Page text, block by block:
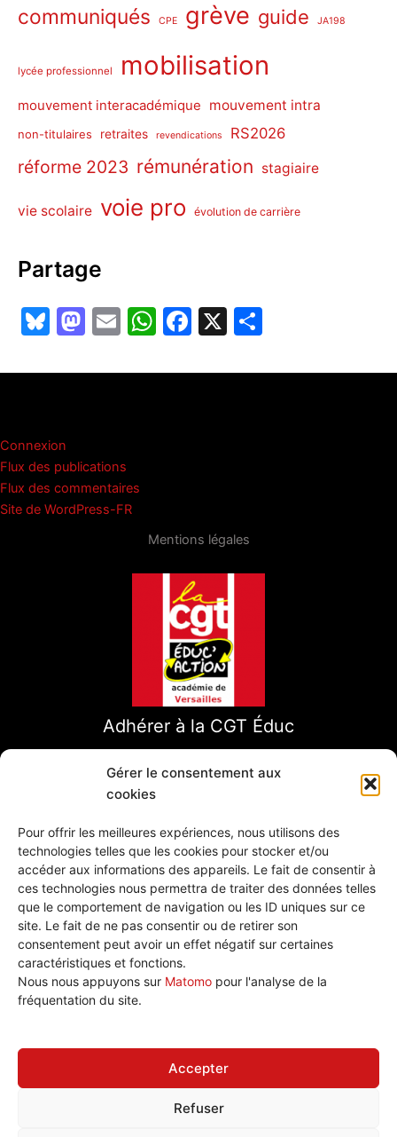
Gérer le consentement aux
cookies
Pour offrir les meilleures expériences, nous utilisons des
technologies telles que les cookies pour stocker et/ou
accéder aux informations des appareils. Le fait de consentir à
ces technologies nous permettra de traiter des données telles
que le comportement de navigation ou les ID uniques sur ce
site. Le fait de ne pas consentir ou de retirer son
consentement peut avoir un effet négatif sur certaines
caractéristiques et fonctions.
Nous nous appuyons sur Matomo pour l'analyse de la
fréquentation du site.
Accepter
Refuser
communiqués CPE grève guide JA198
lycée professionnel mobilisation
mouvement interacadémique mouvement intra
non-titulaires retraites revendications RS2026
réforme 2023 rémunération stagiaire
vie scolaire voie pro évolution de carrière
Partage
Bl
e
k
y
M
st
o
n
E
ai
W
at
F
c
X
ta
Connexion
Flux des publications
Flux des commentaires
Site de WordPress-FR
Mentions légales
Adhérer à la CGT Éduc
Nous écrire